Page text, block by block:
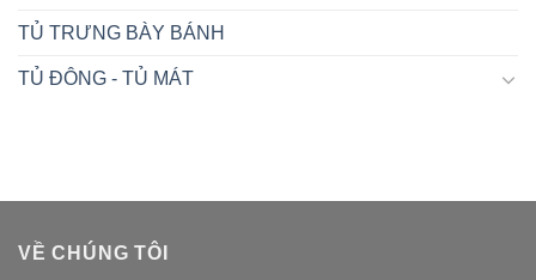
TỦ TRƯNG BÀY BÁNH
TỦ ĐÔNG - TỦ MÁT
VỀ CHÚNG TÔI